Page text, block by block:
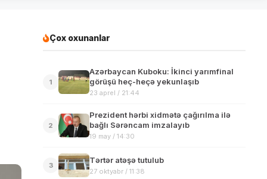
Çox oxunanlar
1
Azərbaycan Kuboku: İkinci yarımfinal
görüşü heç-heçə yekunlaşıb
23 aprel / 21:44
2
Prezident hərbi xidmətə çağırılma ilə
bağlı Sərəncam imzalayıb
19 may / 14:30
3
Tərtər atəşə tutulub
27 oktyabr / 11:38